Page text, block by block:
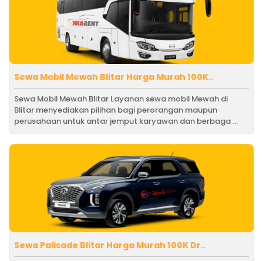
Sewa Mobil Mewah Blitar Harga Murah 100K..
Sewa Mobil Mewah Blitar Layanan sewa mobil Mewah di
Blitar menyediakan pilihan bagi perorangan maupun
perusahaan untuk antar jemput karyawan dan berbaga ...
Sewa Palisade Blitar Harga Murah 100K Dr..